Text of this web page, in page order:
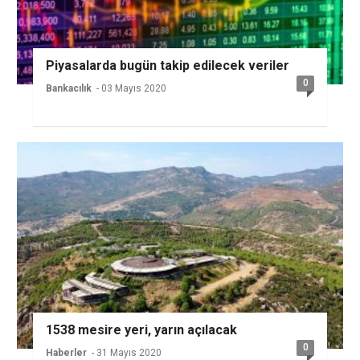
Piyasalarda bugün takip edilecek veriler
Bankacılık - 03 Mayıs 2020 0
1538 mesire yeri, yarın açılacak
Haberler - 31 Mayıs 2020 0